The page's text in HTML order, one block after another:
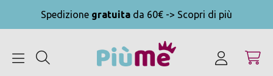
Spedizione gratuita da 60€ -> Scopri di più